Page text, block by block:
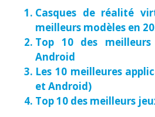
Casques de réalité
meilleurs modèles en
Top 10 des
Android
Les 10 meilleures
et Android)
Top 10 des meilleurs